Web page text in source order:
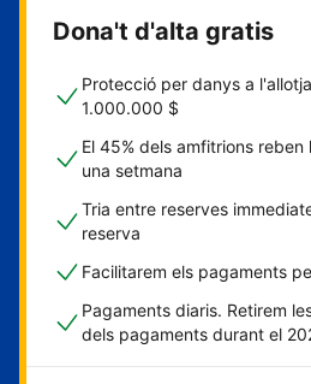
Dona't d'alta gratis
Protecció per danys a
1.000.000 $
El 45% dels amfitrions
una setmana
Tria entre reserves
reserva
Facilitarem els pagaments
Pagaments diaris. Retirem
dels pagaments durant el